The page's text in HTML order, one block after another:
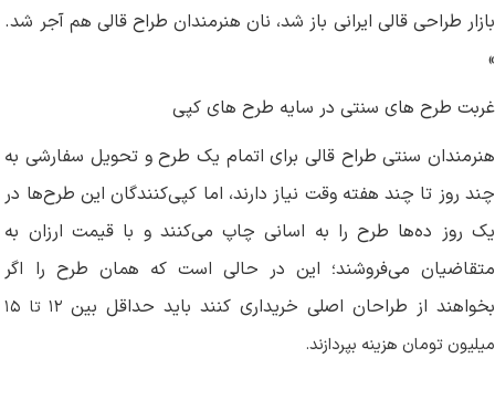
بازار طراحی قالی ایرانی باز شد، نان هنرمندان طراح قالی هم آجر شد.
»
غربت طرح های سنتی در سایه طرح های کپی
هنرمندان سنتی طراح قالی برای اتمام یک طرح و تحویل سفارشی به
چند روز تا چند هفته وقت نیاز دارند، اما کپی‌کنندگان این طرح‌ها در
یک روز ده‌ها طرح را به اسانی چاپ می‌کنند و با قیمت ارزان به
متقاضیان می‌فروشند؛ این در حالی است که همان طرح را اگر
بخواهند از طراحان اصلی خریداری کنند باید حداقل بین۱۲ تا ۱۵
میلیون تومان هزینه بپردازند.